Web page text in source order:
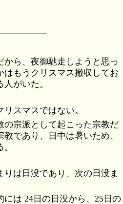
から、夜御馳走しようと思っ
はもうクリスマス撤収してお
がいた。
スマスではない。
の宗派として起こった宗教だ
であり、日中は暑いため、
りは日没であり、次の日没ま
には 24日の日没から、25日の